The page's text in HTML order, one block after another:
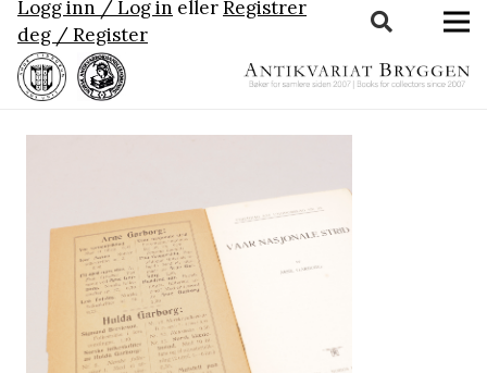
Logg inn / Log in ellerRegistrer
deg / Register